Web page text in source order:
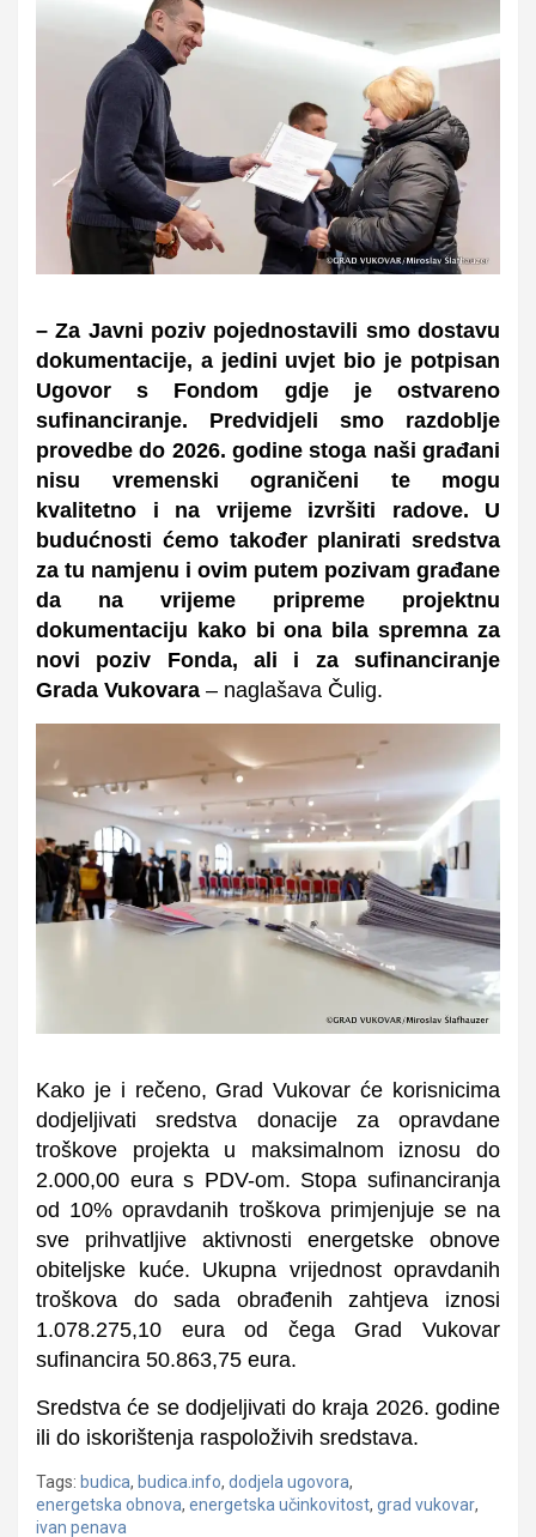
– Za Javni poziv pojednostavili smo dostavu
dokumentacije, a jedini uvjet bio je potpisan
Ugovor s Fondom gdje je ostvareno
sufinanciranje. Predvidjeli smo razdoblje
provedbe do 2026. godine stoga naši građani
nisu vremenski ograničeni te mogu
kvalitetno i na vrijeme izvršiti radove. U
budućnosti ćemo također planirati sredstva
za tu namjenu i ovim putem pozivam građane
da na vrijeme pripreme projektnu
dokumentaciju kako bi ona bila spremna za
novi poziv Fonda, ali i za sufinanciranje
Grada Vukovara – naglašava Čulig.
Kako je i rečeno, Grad Vukovar će korisnicima
dodjeljivati sredstva donacije za opravdane
troškove projekta u maksimalnom iznosu do
2.000,00 eura s PDV-om. Stopa sufinanciranja
od 10% opravdanih troškova primjenjuje se na
sve prihvatljive aktivnosti energetske obnove
obiteljske kuće. Ukupna vrijednost opravdanih
troškova do sada obrađenih zahtjeva iznosi
1.078.275,10 eura od čega Grad Vukovar
sufinancira 50.863,75 eura.
Sredstva će se dodjeljivati do kraja 2026. godine
ili do iskorištenja raspoloživih sredstava.
Tags: budica, budica.info, dodjela ugovora,
energetska obnova, energetska učinkovitost, grad vukovar,
ivan penava